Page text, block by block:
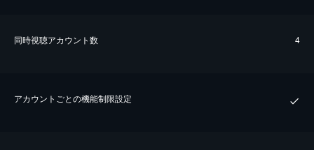
同時視聴アカウント数 4
アカウントごとの機能制限設定